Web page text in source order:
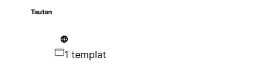
Tautan
1 templat